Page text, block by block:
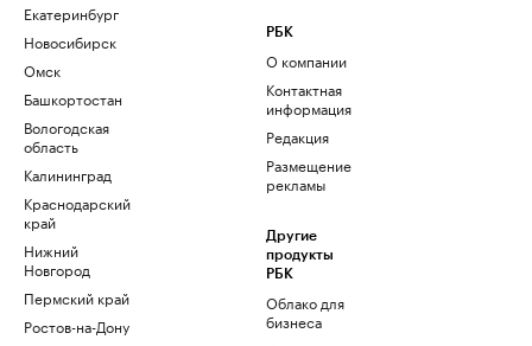
Екатеринбург
Новосибирск
Омск
Башкортостан
Вологодская
область
Калининград
Краснодарский
край
Нижний
Новгород
Пермский край
Ростов-на-Дону
РБК
О компании
Контактная
информация
Редакция
Размещение
рекламы
Другие
продукты
РБК
Облако для
бизнеса